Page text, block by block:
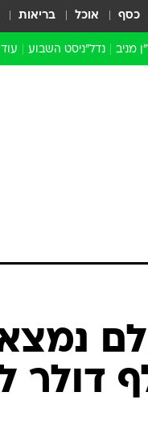
כסף אוכל בריאות
מניב נדל"ניסט השבוע עוד